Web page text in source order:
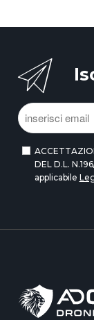
DEL D.L.
applicabile